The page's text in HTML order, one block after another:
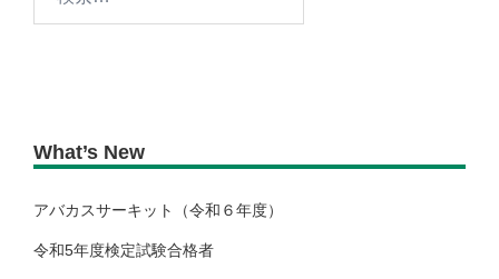
What’s New
アバカスサーキット（令和６年度）
令和5年度検定試験合格者